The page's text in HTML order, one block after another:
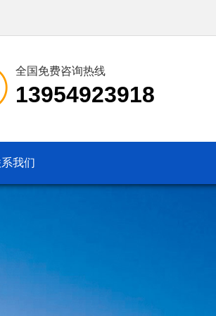
全国免费咨询热线
13954923918
我们